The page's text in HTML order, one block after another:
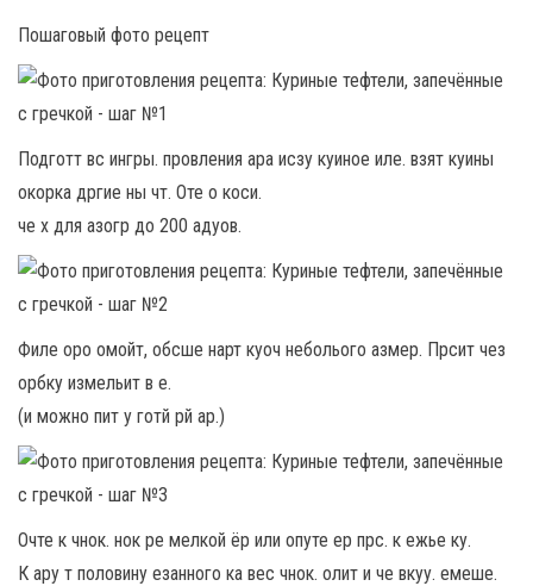
Пошаговый фото рецепт
Подготт вс ингры. провления ара исзу куиное иле. взят куины
окорка дргие ны чт. Оте о коси.
че х для азогр до 200 адуов.
Филе оро омойт, обсше нарт куоч неболього азмер. Прсит чез
орбку измельит в е.
(и можно пит у готй рй ар.)
Очте к чнок. нок ре мелкой ёр или опуте ер прс. к ежье ку.
К ару т половину езанного ка вес чнок. олит и че вкуу. емеше.